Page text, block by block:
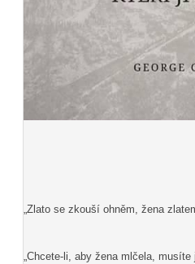
„Zlato se zkouší ohněm, žena
„Chcete-li, aby žena mlčela,